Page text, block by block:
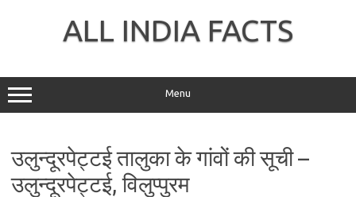
ALL INDIA FACTS
Menu
उलुन्‍दूरपेट्टई तालुका के गांवों की सूची –
उलुन्‍दूरपेट्टई, विलुप्‍पुरम